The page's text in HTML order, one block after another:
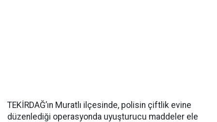
TEKİRDAĞ’ın Muratlı ilçesinde, polisin çiftlik evine
düzenlediği operasyonda uyuşturucu maddeler ele